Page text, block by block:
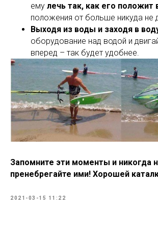
ему лечь так, как его положит
положения от больше никуда не
Выходя из воды и заходя в
оборудование над водой и
вперед – так будет удобнее.
Запомните эти моменты и никогда
пренебрегайте ими! Хорошей
2021-03-15 11:22